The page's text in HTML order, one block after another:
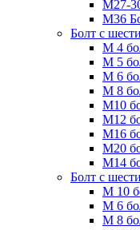
М27-
М36
Болт с
М 4
М 5
М 6
М 8
М10
М12
М16
М20
М14
Болт с
М 10
М 6
М 8